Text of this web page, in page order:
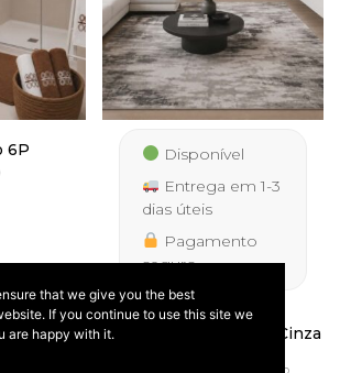
6P
Disponível
Entrega em 1-3
dias úteis
Pagamento
seguro
Tapete Palmera 9676 Cinza
incluído
that we give you the best
If you continue to use this site we
are happy with it.